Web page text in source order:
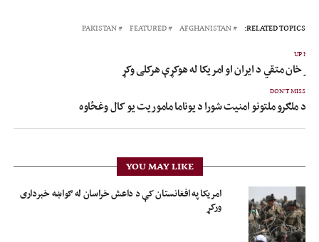
RELATED TOPICS:
AFGHANISTAN
FEATURED
PAKISTAN
UP
خان متقي د ایران او امریکا له هوکړې هرکلی وکړ
DON'T MISS
د ملګرو ملتونو امنیت شورا د یوناما ماموریت یو کال وغځاوه
YOU MAY LIKE
امریکا په افغانستان کې د داعش خراسان له ګواښه خبرداری
ورکړ